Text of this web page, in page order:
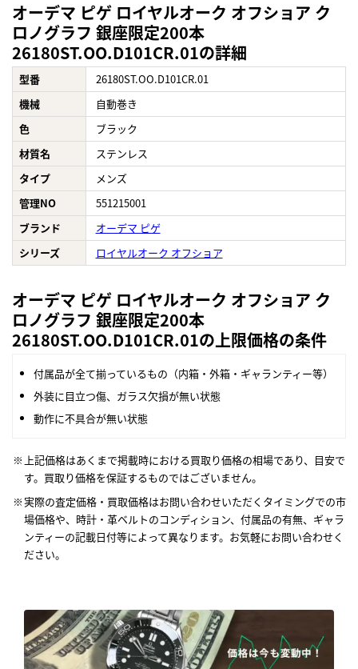
オーデマ ピゲ ロイヤルオーク オフショア ク
ロノグラフ 銀座限定200本
26180ST.OO.D101CR.01の詳細
型番
26180ST.OO.D101CR.01
機械
自動巻き
色
ブラック
材質名
ステンレス
タイプ
メンズ
管理NO
551215001
ブランド
オーデマ ピゲ
シリーズ
ロイヤルオーク オフショア
オーデマ ピゲ ロイヤルオーク オフショア ク
ロノグラフ 銀座限定200本
26180ST.OO.D101CR.01の上限価格の条件
付属品が全て揃っているもの（内箱・外箱・ギャランティー等）
外装に目立つ傷、ガラス欠損が無い状態
動作に不具合が無い状態
上記価格はあくまで掲載時における買取り価格の相場であり、目安で
す。買取り価格を保証するものではございません。
実際の査定価格・買取価格はお問い合わせいただくタイミングでの市
場価格や、時計・革ベルトのコンディション、付属品の有無、ギャラ
ンティーの記載日付等によって異なります。お気軽にお問い合わせく
ださい。